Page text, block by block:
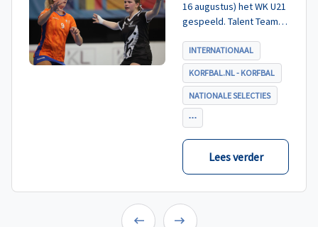
16 augustus) het WK U21
gespeeld. Talent TeamNL
poule A, met Nieuw-
Zeeland, Hong Kong
China en India. De eerste
wedstrijd, tegen Nieuw-
Zeeland U21, werd zoals
verwacht met ruime
cijfers gewonnen.
INTERNATIONAAL
KORFBAL.NL - KORFBAL
NATIONALE SELECTIES
Lees verder